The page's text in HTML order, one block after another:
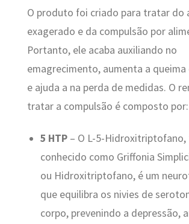
O produto foi criado para tratar do
exagerado e da compulsão por
Portanto, ele acaba auxiliando no
emagrecimento, aumenta a
e ajuda a na perda de medidas. O
tratar a compulsão é composto por:
5 HTP – O L-5-Hidroxitriptofano,
conhecido como Griffonia
ou Hidroxitriptofano, é um
que equilibra os nivies de
corpo, prevenindo a depressão,